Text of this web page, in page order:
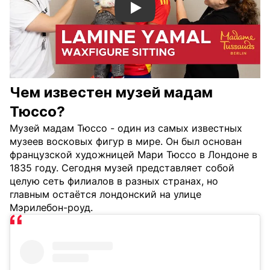
Смотреть видео YouTube
Чем известен музей мадам
Тюссо?
Музей мадам Тюссо - один из самых известных
музеев восковых фигур в мире. Он был основан
французской художницей Мари Тюссо в Лондоне в
1835 году. Сегодня музей представляет собой
целую сеть филиалов в разных странах, но
главным остаётся лондонский на улице
Мэрилебон-роуд.